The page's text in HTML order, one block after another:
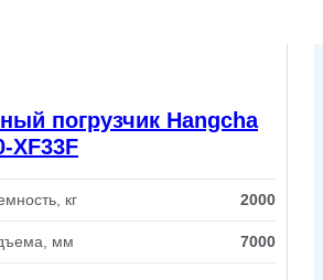
погрузчик Hangcha
XF33F
кг 2000
мм 7000